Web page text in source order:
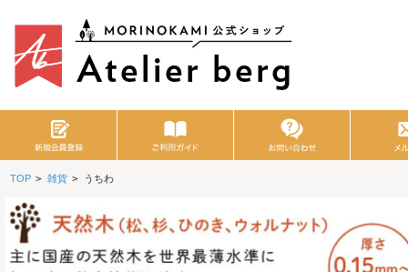
TOP > 雑貨 > うちわ